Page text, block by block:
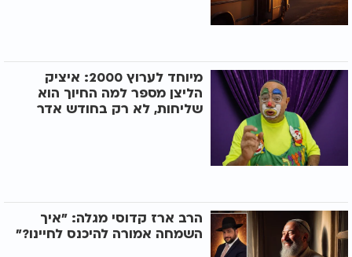
מיוחד לערוץ 2000: איציק
הליצן מספר למה החיוך הוא
שליחות, לא רק בחודש אדר
הרב ארז קדוסי מגלה: "איך
השמחה אמורה להיכנס לחיינו?"